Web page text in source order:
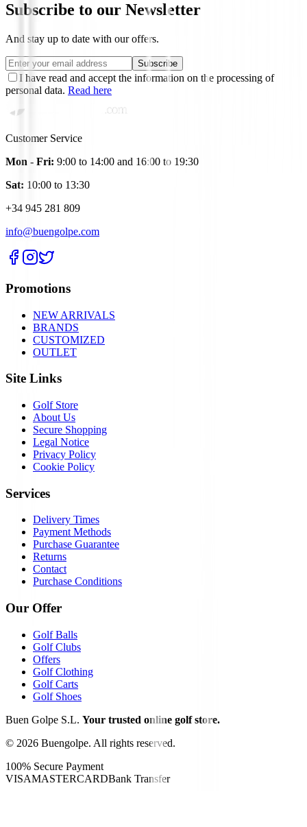
Subscribe to our Newsletter
And stay up to date with our offers.
Subscribe
I have read and accept the information on the processing of
personal data. Read here
Customer Service
Mon - Fri: 9:00 to 14:00 and 16:00 to 19:30
Sat: 10:00 to 13:30
+34 945 281 809
info@buengolpe.com
Promotions
NEW ARRIVALS
BRANDS
CUSTOMIZED
OUTLET
Site Links
Golf Store
About Us
Secure Shopping
Legal Notice
Privacy Policy
Cookie Policy
Services
Delivery Times
Payment Methods
Purchase Guarantee
Returns
Contact
Purchase Conditions
Our Offer
Golf Balls
Golf Clubs
Offers
Golf Clothing
Golf Carts
Golf Shoes
Buen Golpe S.L. Your trusted online golf store.
© 2026 Buengolpe. All rights reserved.
100% Secure Payment
VISAMASTERCARDBank Transfer